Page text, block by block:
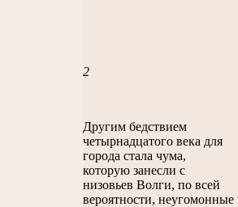
2
Другим бедствием
четырнадцатого века для
города стала чума,
которую занесли с
низовьев Волги, по всей
вероятности, неугомонные